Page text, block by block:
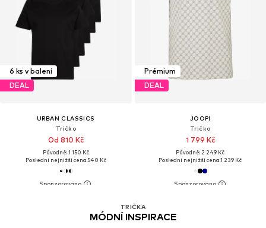
6 ks v balení
DEAL
URBAN CLASSICS
Tričko
Od 810 Kč
Původně: 1 150 Kč
Poslední nejnižší cena:540 Kč
TRIČKA
MÓDNÍ INSPIRACE
Prémium
DEAL
JOOP!
Tričko
1 799 Kč
Původně: 2 249 Kč
Poslední nejnižší cena:1 239 Kč